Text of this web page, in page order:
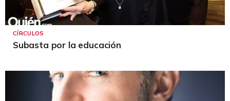
CÍRCULOS
Subasta por la educación